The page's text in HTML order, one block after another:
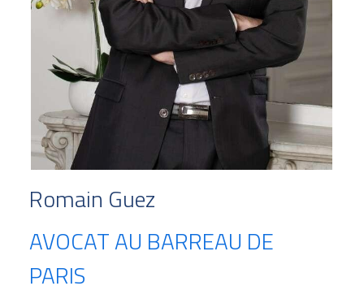
Romain Guez
AVOCAT AU BARREAU DE
PARIS